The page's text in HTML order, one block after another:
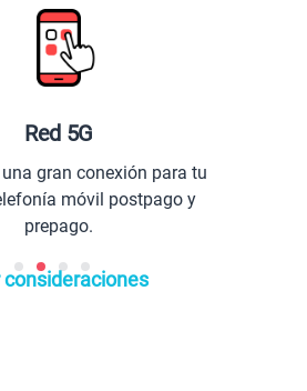
Red 5G
gran conexión para tu
móvil postpago y
prepago.
consideraciones